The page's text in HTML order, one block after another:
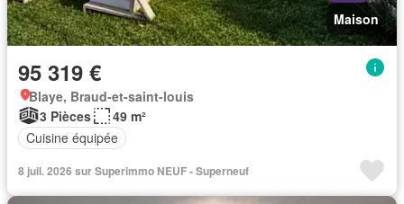
Maison
95 319 €
Blaye, Braud-et-saint-louis
3 Pièces
49 m²
Cuisine équipée
8 juil. 2026 sur Superimmo NEUF - Superneuf